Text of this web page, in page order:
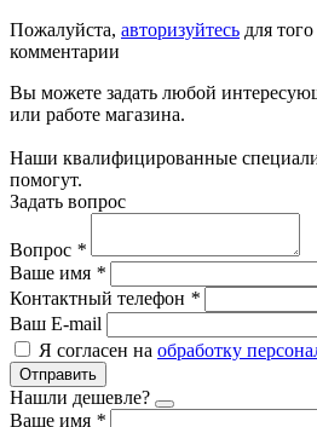
Пожалуйста, авторизуйтесь для
комментарии
Вы можете задать любой
или работе магазина.
Наши квалифицированные
помогут.
Задать вопрос
Вопрос *
Ваше имя *
Контактный телефон *
Ваш E-mail
Я согласен на обработку
Отправить
Нашли дешевле?
Ваше имя *